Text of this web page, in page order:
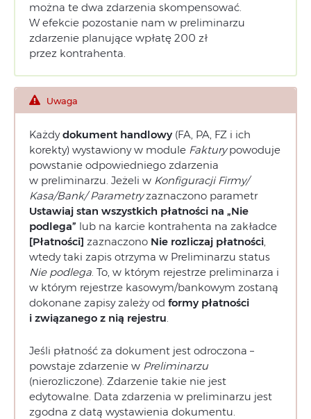
można te dwa zdarzenia skompensować.
W efekcie pozostanie nam w preliminarzu
zdarzenie planujące wpłatę 200 zł
przez kontrahenta.
Uwaga
Każdydokument handlowy (FA, PA, FZ i ich
korekty) wystawiony w module Fakturypowoduje
powstanie odpowiedniego zdarzenia
w preliminarzu. Jeżeli w Konfiguracji Firmy/
Kasa/Bank/ Parametryzaznaczono parametr
Ustawiaj stan wszystkich płatności na „Nie
podlega” lub na karcie kontrahenta na zakładce
[Płatności] zaznaczono Nie rozliczaj płatności,
wtedy taki zapis otrzyma w Preliminarzu status
Nie podlega. To, w którym rejestrze preliminarza i
w którym rejestrze kasowym/bankowym zostaną
dokonane zapisy zależy od formy płatności
i związanego z nią rejestru.
Jeśli płatność za dokument jest odroczona –
powstaje zdarzenie w Preliminarzu
(nierozliczone). Zdarzenie takie nie jest
edytowalne. Data zdarzenia w preliminarzu jest
zgodna z datą wystawienia dokumentu.